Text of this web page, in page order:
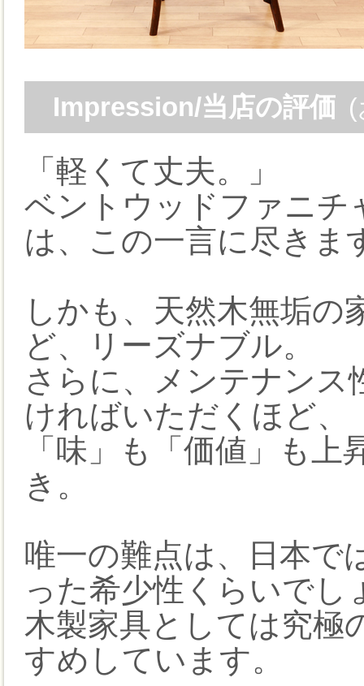
Impression/当店の評価
「軽くて丈夫。」
ベントウッドファニチ
は、この一言に尽きま
しかも、天然木無垢
ど、リーズナブル。
さらに、メンテナンス
ければいただくほど、
「味」も「価値」も
き。
唯一の難点は、日本で
った希少性くらいでし
木製家具としては究極
すめしています。